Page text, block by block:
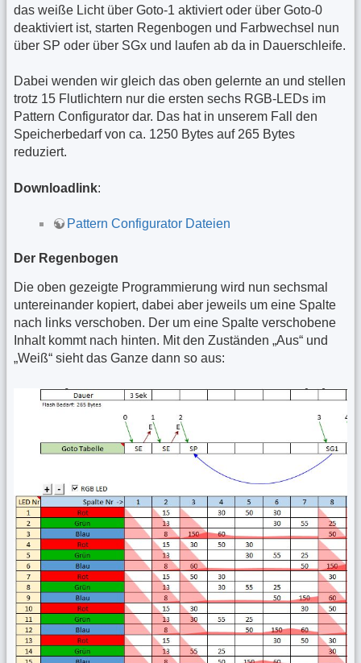
das weiße Licht über Goto-1 aktiviert oder über Goto-0
deaktiviert ist, starten Regenbogen und Farbwechsel nun
über SP oder über SGx und laufen ab da in Dauerschleife.
Dabei wenden wir gleich das oben gelernte an und stellen
trotz 15 Flutlichtern nur die ersten sechs RGB-LEDs im
Pattern Configurator dar. Das hat in unserem Fall den
Speicherbedarf von ca. 1250 Bytes auf 265 Bytes
reduziert.
Downloadlink:
Pattern Configurator Dateien
Der Regenbogen
Die oben gezeigte Programmierung wird nun sechsmal
untereinander kopiert, dabei aber jeweils um eine Spalte
nach links verschoben. Der um eine Spalte verschobene
Inhalt kommt nach hinten. Mit den Zuständen „Aus“ und
„Weiß“ sieht das Ganze dann so aus: